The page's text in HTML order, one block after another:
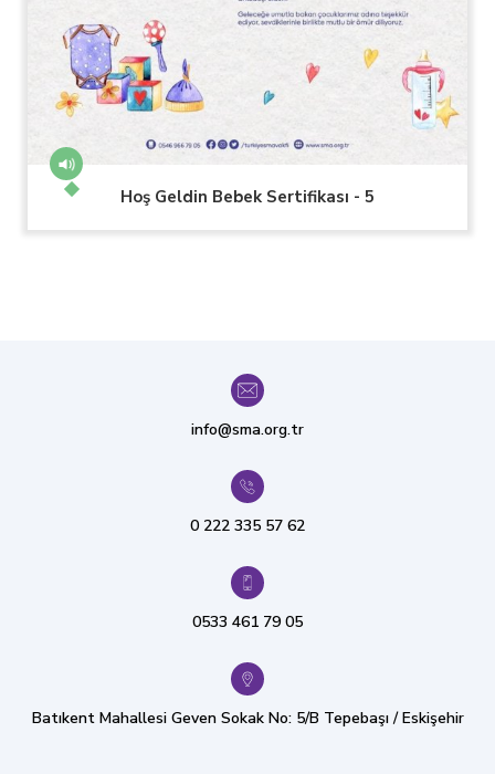
Hoş Geldin Bebek Sertifikası - 5
info@sma.org.tr
0 222 335 57 62
0533 461 79 05
Batıkent Mahallesi Geven Sokak No: 5/B Tepebaşı / Eskişehir